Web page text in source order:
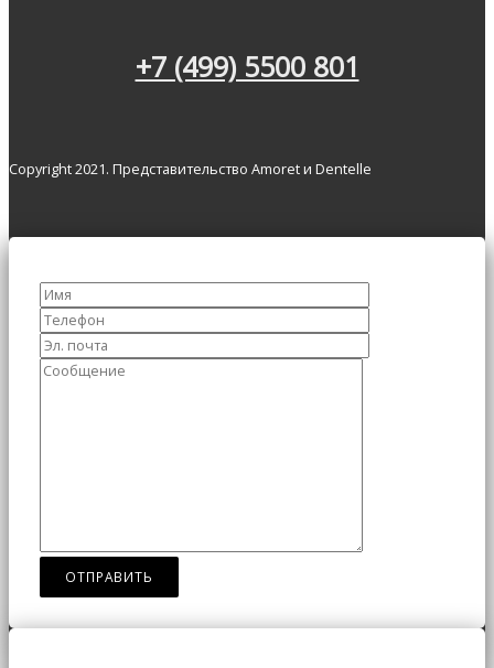
+7 (499) 5500 801
Copyright 2021. Представительство Amoret и Dentelle